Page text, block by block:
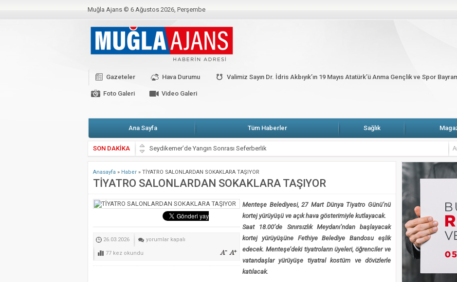
Muğla Ajans © 6 Ağustos 2026, Perşembe
BAKANLIKTAN YENİ CORONO GENELGESİ CHP’li Erbay: Muğla’da elektrik faturasını ödeyemeyen abone sayısı yüzde dört bin arttı
CHP’Lİ VEKİLLER BAŞKANLARLA KARŞI KARŞIYA
Gazeteler Hava Durumu Valimiz Sayın Dr. İdris Akbıyık’ın 19 Mayıs Atatürk’ü Anma Gençlik ve Spor
Foto Galeri Video Galeri
Ana Sayfa Tüm Haberler Sağlık
SON DAKİKA
Marmaris’teki Suikast Timinin 10 Yıllık Firarisi FETÖ’cü Muğla Adliyesine Sevk Edildi
ATIK KAĞIDIN EL İŞİ VE BOYAMA SANATIYLA TAMAMLADIĞI YOLCULUĞU
Muğla Valiliği’nden kritik uyarı: Yangın riskine karşı tedbir çağrısı
Zeytin Çiçeği Uluslararası Kısa Film Yarışması İçin Başvurular Başladı
Emekli Kafe Menteşe’de Hizmete Açılıyor: Çay 5 TL
Selahattin Sapmaz’ın Adı Menteşe’de Yaşatılacak
Bodrum’da STK’lar el ele verdi, Bodrum FK için kenetlendi
Muğla’nın Yeni Parti İl ve İlçe Başkanları Belli Oldu
Seydikemer’de Yangın Sonrası Seferberlik
Anasayfa » Haber » TİYATRO SALONLARDAN SOKAKLARA TAŞIYOR
TİYATRO SALONLARDAN SOKAKLARA TAŞIYOR
26.03.2026
TİYATRO
yorumlar kapalı
77 kez okundu
Menteşe Belediyesi, 27 Mart Dünya Tiyatro Günü’nü
kortej yürüyüşü ve açık hava gösterimiyle kutlayacak.
Saat 18.00’de Sınırsızlık Meydanı’ndan başlayacak
kortej yürüyüşüne Fethiye Belediye Bandosu eşlik
edecek. Menteşe’deki tiyatroların üyeleri, öğrenciler ve
vatandaşlar yürüyüşe tiyatral kostüm ve dövizlerle
katılacak.